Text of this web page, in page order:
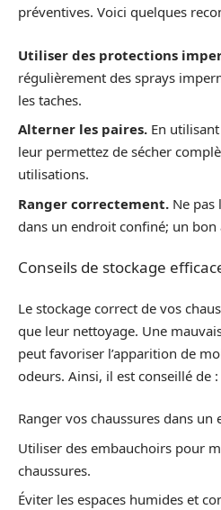
préventives. Voici quelques
Utiliser des protections
régulièrement des sprays
les taches.
Alterner les paires. En
leur permettez de sécher
utilisations.
Ranger correctement. Ne pas
dans un endroit confiné; un bon
Conseils de stockage
Le stockage correct de vos
que leur nettoyage. Une
peut favoriser l’apparition de
odeurs. Ainsi, il est conseillé de :
Ranger vos chaussures dans un
Utiliser des embauchoirs pour
chaussures.
Éviter les espaces humides et